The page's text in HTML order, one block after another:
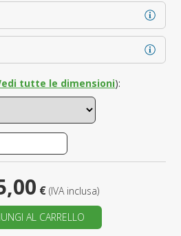
tutte le dimensioni):
€ (IVA inclusa)
AL CARRELLO